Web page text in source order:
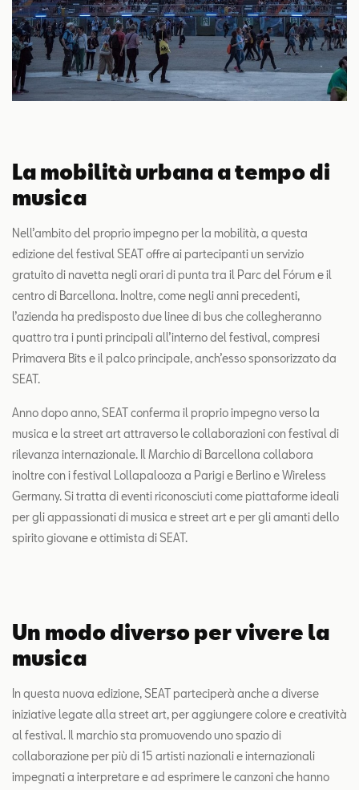
La mobilità urbana a tempo di
musica
Nell’ambito del proprio impegno per la mobilità, a questa
edizione del festival SEAT offre ai partecipanti un servizio
gratuito di navetta negli orari di punta tra il Parc del Fórum e il
centro di Barcellona. Inoltre, come negli anni precedenti,
l’azienda ha predisposto due linee di bus che collegheranno
quattro tra i punti principali all’interno del festival, compresi
Primavera Bits e il palco principale, anch’esso sponsorizzato da
SEAT.
Anno dopo anno, SEAT conferma il proprio impegno verso la
musica e la street art attraverso le collaborazioni con festival di
rilevanza internazionale. Il Marchio di Barcellona collabora
inoltre con i festival Lollapalooza a Parigi e Berlino e Wireless
Germany. Si tratta di eventi riconosciuti come piattaforme ideali
per gli appassionati di musica e street art e per gli amanti dello
spirito giovane e ottimista di SEAT.
Un modo diverso per vivere la
musica
In questa nuova edizione, SEAT parteciperà anche a diverse
iniziative legate alla street art, per aggiungere colore e creatività
al festival. Il marchio sta promuovendo uno spazio di
collaborazione per più di 15 artisti nazionali e internazionali
impegnati a interpretare e ad esprimere le canzoni che hanno